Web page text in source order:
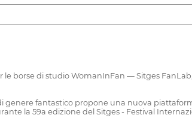
le borse di studio WomanInFan — Sitges
genere fantastico propone una nuova
la 59a edizione del Sitges - Festival